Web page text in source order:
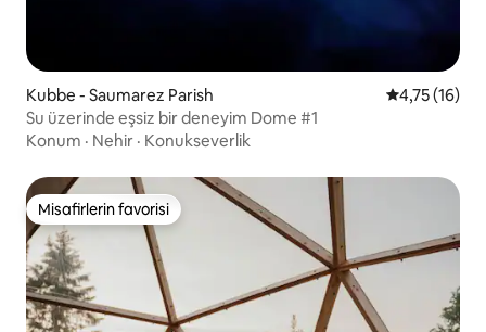
Kubbe - Saumarez Parish 5 üzerinden
4,75 (16)
Su üzerinde eşsiz bir deneyim Dome #1
Konum · Nehir · Konukseverlik
Misafirlerin favorisi
Misafirlerin favorisi